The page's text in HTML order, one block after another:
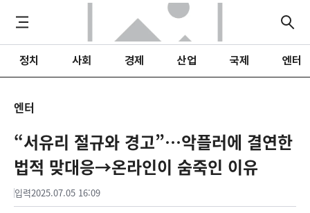
정치 사회 경제 산업 국제 엔터
엔터
“서유리 절규와 경고”…악플러에 결연한
법적 맞대응→온라인이 숨죽인 이유
입력2025.07.05 16:09